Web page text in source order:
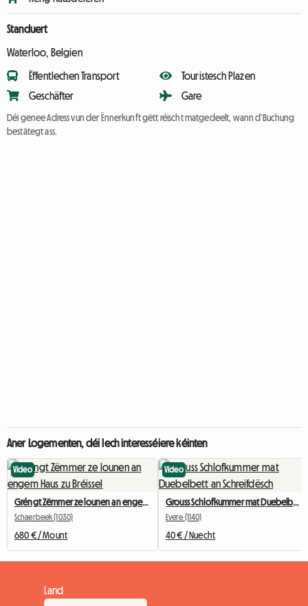
Standuert
Waterloo, Belgien
Ëffentlechen Transport
Geschäfter
Touristesch Plazen
Gare
Déi genee Adress vun der Ënnerkunft gëtt réischt matgedeelt, wann d'Buchung
bestätegt ass.
Aner Logementen, déi Iech interesséiere kéinten
Video
Gréngt Zëmmer ze lounen an engem Haus zu Bréissel
Schaerbeek (1030)
680 € / Mount
Video
Grouss Schlofkummer mat Duebelbett an Schreifdësch
Evere (1140)
40 € / Nuecht
Land